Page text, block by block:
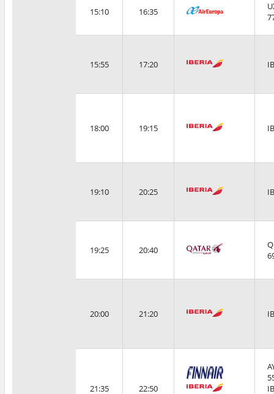
15:10 16:35
15:55 17:20
18:00 19:15
19:10 20:25
19:25 20:40
20:00 21:20
21:35 22:50